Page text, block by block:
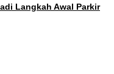
Langkah Awal Parkir